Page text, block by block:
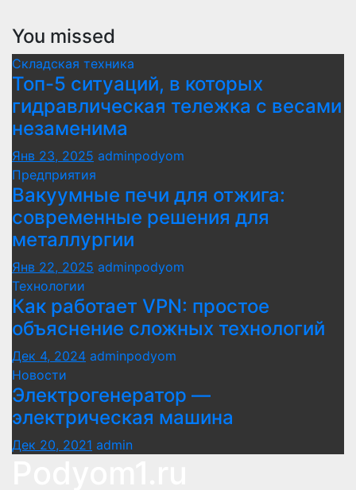
You missed
Складская техника
Топ-5 ситуаций, в которых
гидравлическая тележка с весами
незаменима
Янв 23, 2025 adminpodyom
Предприятия
Вакуумные печи для отжига:
современные решения для
металлургии
Янв 22, 2025 adminpodyom
Технологии
Как работает VPN: простое
объяснение сложных технологий
Дек 4, 2024 adminpodyom
Новости
Электрогенератор —
электрическая машина
Дек 20, 2021 admin